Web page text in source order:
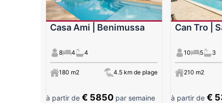
Casa Ami | Benimussa
8 4 4
180 m2 4.5 km de plage
à partir de € 5850 par semaine
Can Tro |
10 5 3
210 m2
à partir de €